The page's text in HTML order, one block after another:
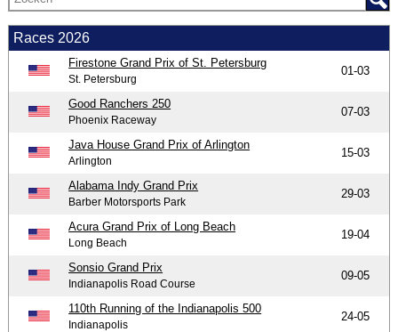
Races 2026
Firestone Grand Prix of St. Petersburg
St. Petersburg
01-03
Good Ranchers 250
Phoenix Raceway
07-03
Java House Grand Prix of Arlington
Arlington
15-03
Alabama Indy Grand Prix
Barber Motorsports Park
29-03
Acura Grand Prix of Long Beach
Long Beach
19-04
Sonsio Grand Prix
Indianapolis Road Course
09-05
110th Running of the Indianapolis 500
Indianapolis
24-05